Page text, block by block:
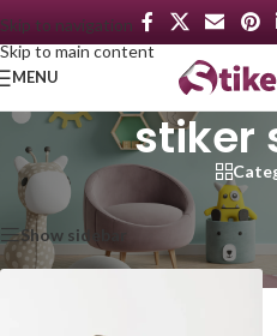
Skip to navigation
Skip to main content
MENU
stiker
Početna
Proizvod označen „stiker
Show sidebar